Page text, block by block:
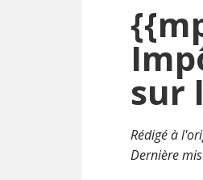
sur
Rédigé à
Dernière